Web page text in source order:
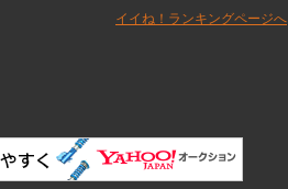
イイね！ランキングページへ